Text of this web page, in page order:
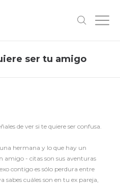
ser tu amigo
de ver si te quiere ser confusa.
hermana y lo que hay un
amigo - citas son sus aventuras
contigo es sólo perdura entre
sabes cuáles son en tu ex pareja,